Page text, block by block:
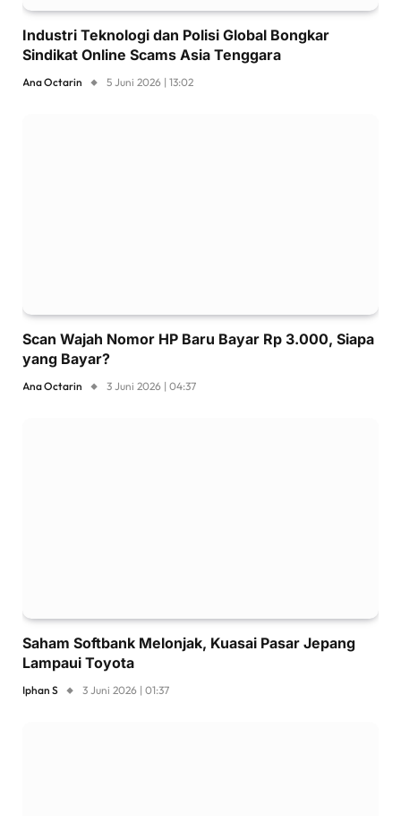
Industri Teknologi dan Polisi Global Bongkar
Sindikat Online Scams Asia Tenggara
Ana Octarin 5 Juni 2026 | 13:02
Scan Wajah Nomor HP Baru Bayar Rp 3.000, Siapa
yang Bayar?
Ana Octarin 3 Juni 2026 | 04:37
Saham Softbank Melonjak, Kuasai Pasar Jepang
Lampaui Toyota
Iphan S 3 Juni 2026 | 01:37